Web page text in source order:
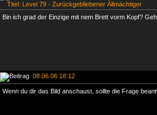
Titel: Level 79 - Zurückgebliebener Ällmächtiger
Bin ich grad der Einzige mit nem Brett vorm Kopf?
08.06.06 18:12
Wenn du dir das Bild anschaust, sollte die Frage